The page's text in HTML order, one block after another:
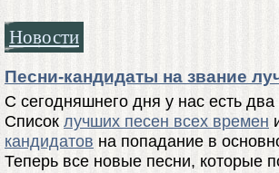
Новости
Песни-кандидаты на звание
С сегодняшнего дня у нас есть два
Список лучших песен всех времен
кандидатов на попадание в
Теперь все новые песни, которые